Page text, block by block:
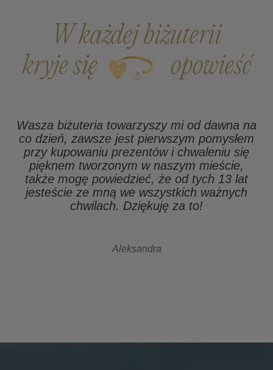
W każdej biżuterii
kryje się
opowieść
Wasza biżuteria towarzyszy mi od dawna na
co dzień, zawsze jest pierwszym pomysłem
przy kupowaniu prezentów i chwaleniu się
pięknem tworzonym w naszym mieście,
także mogę powiedzieć, że od tych 13 lat
jesteście ze mną we wszystkich ważnych
chwilach. Dziękuję za to!
Aleksandra